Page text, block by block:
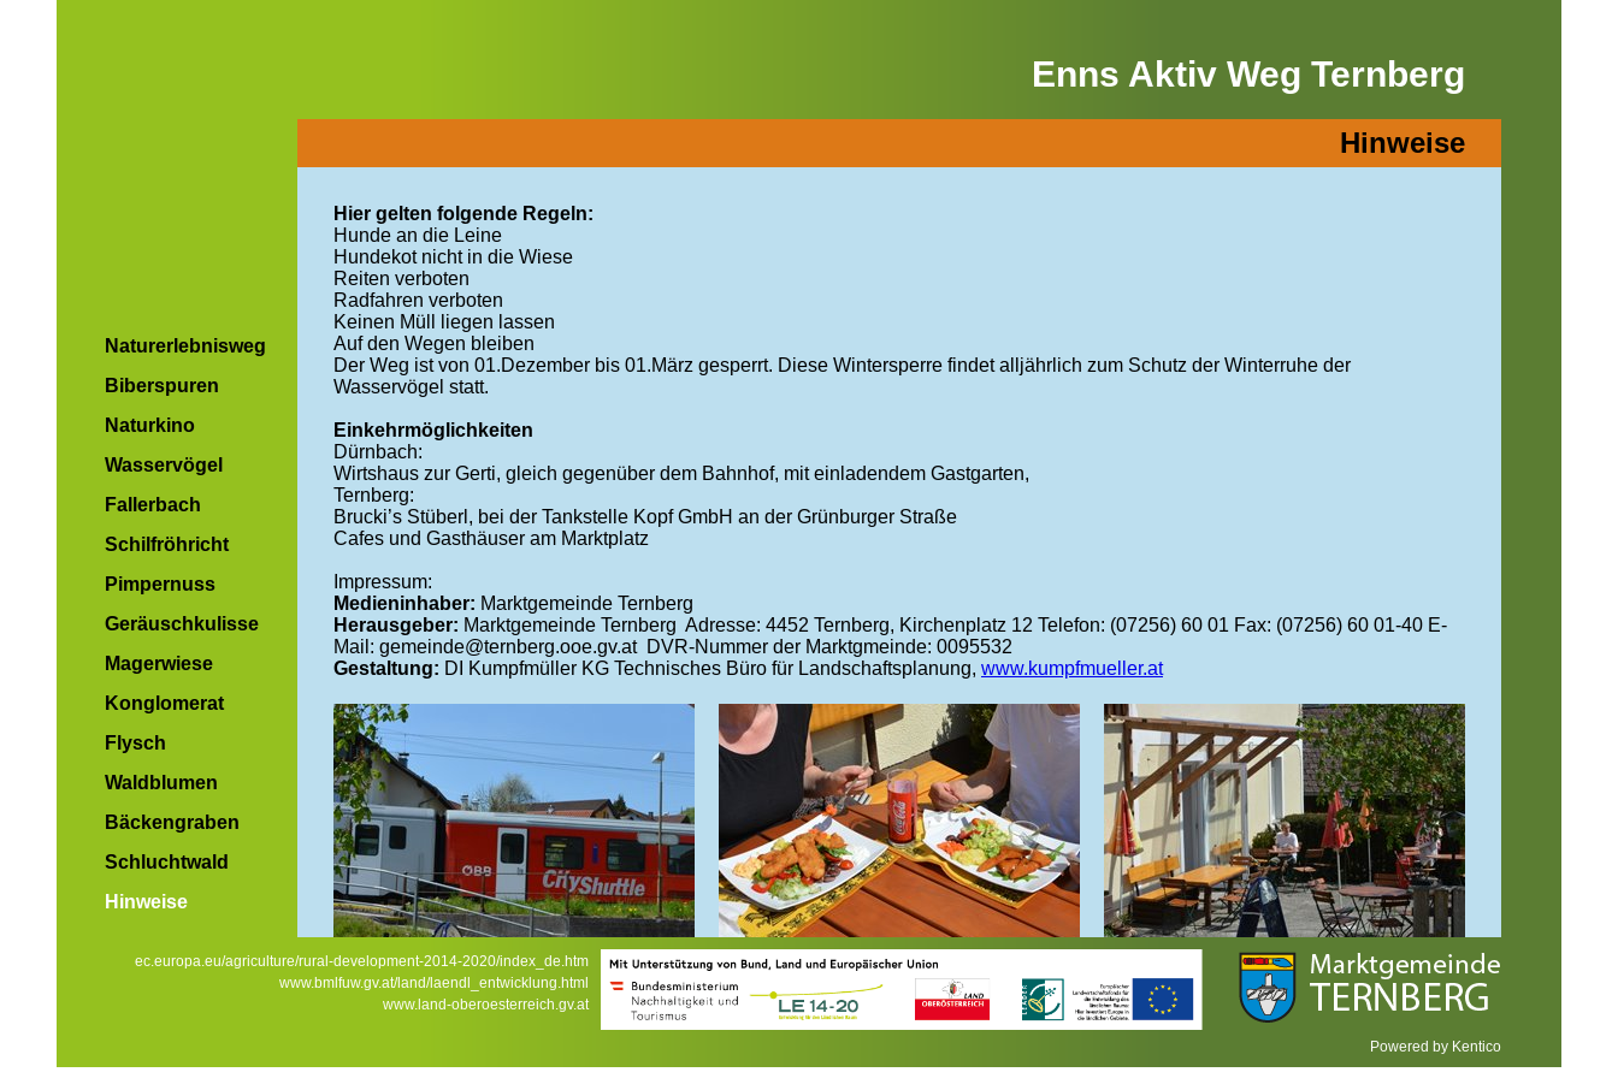
Enns Aktiv Weg Ternberg
Naturerlebnisweg
Biberspuren
Naturkino
Wasservögel
Fallerbach
Schilfröhricht
Pimpernuss
Geräuschkulisse
Magerwiese
Konglomerat
Flysch
Waldblumen
Bäckengraben
Schluchtwald
Hinweise
Hinweise
Hier gelten folgende Regeln:
Hunde an die Leine
Hundekot nicht in die Wiese
Reiten verboten
Radfahren verboten
Keinen Müll liegen lassen
Auf den Wegen bleiben
Der Weg ist von 01.Dezember bis 01.März gesperrt. Diese Wintersperre findet alljährlich zum Schutz der Winterruhe der
Wasservögel statt.
Einkehrmöglichkeiten
Dürnbach:
Wirtshaus zur Gerti, gleich gegenüber dem Bahnhof, mit einladendem Gastgarten,
Ternberg:
Brucki’s Stüberl, bei der Tankstelle Kopf GmbH an der Grünburger Straße
Cafes und Gasthäuser am Marktplatz
Impressum:
Medieninhaber: Marktgemeinde Ternberg
Herausgeber: Marktgemeinde Ternberg Adresse: 4452 Ternberg, Kirchenplatz 12 Telefon: (07256) 60 01 Fax: (07256) 60 01-40 E-
Mail: gemeinde@ternberg.ooe.gv.at DVR-Nummer der Marktgmeinde: 0095532
Gestaltung: DI Kumpfmüller KG Technisches Büro für Landschaftsplanung, www.kumpfmueller.at
Mit dem Zug von Gasthaus zu Gasthaus! © Kals Essen und Trinken... Ruhige Gastgärten
ec.europa.eu/agriculture/rural-development-2014-2020/index_de.htm
www.bmlfuw.gv.at/land/laendl_entwicklung.html
www.land-oberoesterreich.gv.at
Powered by Kentico